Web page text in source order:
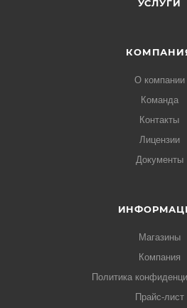
УСЛУГИ
О компании
Команда
Контакты
Лицензии
Документы
Магазины
Компания
Политика
Прайс-лист